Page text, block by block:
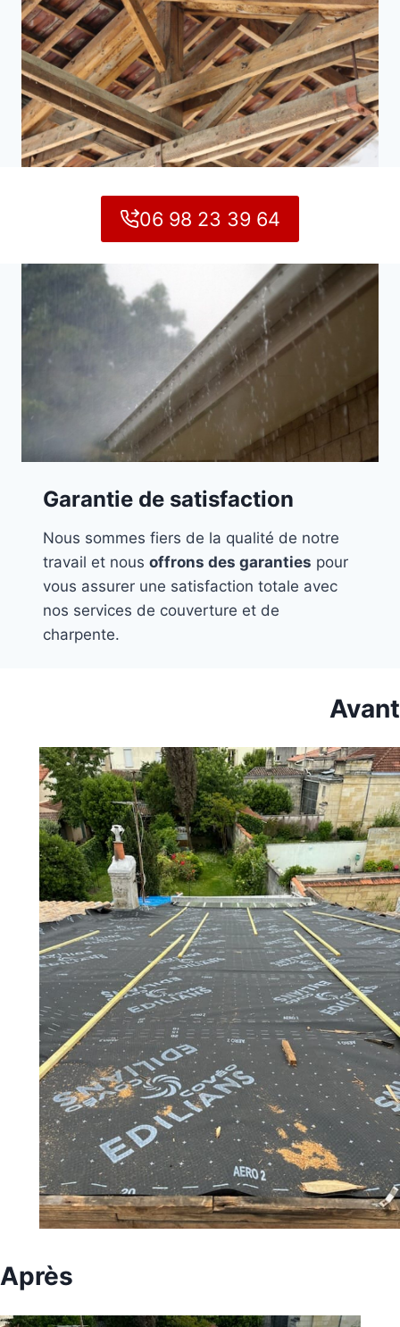
06 98 23 39 64
Garantie de satisfaction
Nous sommes fiers de la qualité de notre
travail et nous offrons des garanties pour
vous assurer une satisfaction totale avec
nos services de couverture et de
charpente.
Avant
Après